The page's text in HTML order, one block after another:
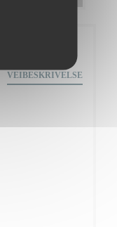
VEIBESKRIVELSE